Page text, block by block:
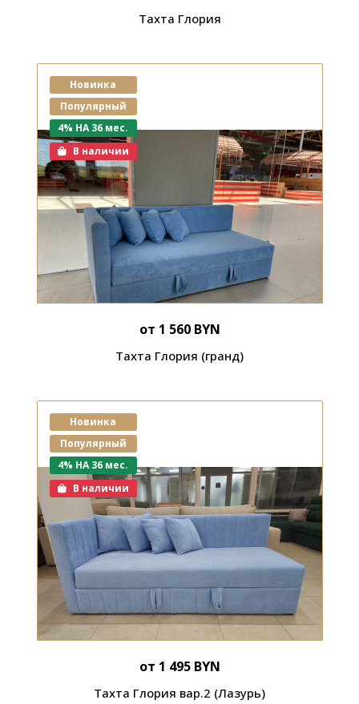
Тахта Глория
Новинка
Популярный
4% НА 36 мес.
В наличии
от 1 560 BYN
Тахта Глория (гранд)
Новинка
Популярный
4% НА 36 мес.
В наличии
от 1 495 BYN
Тахта Глория вар.2 (Лазурь)